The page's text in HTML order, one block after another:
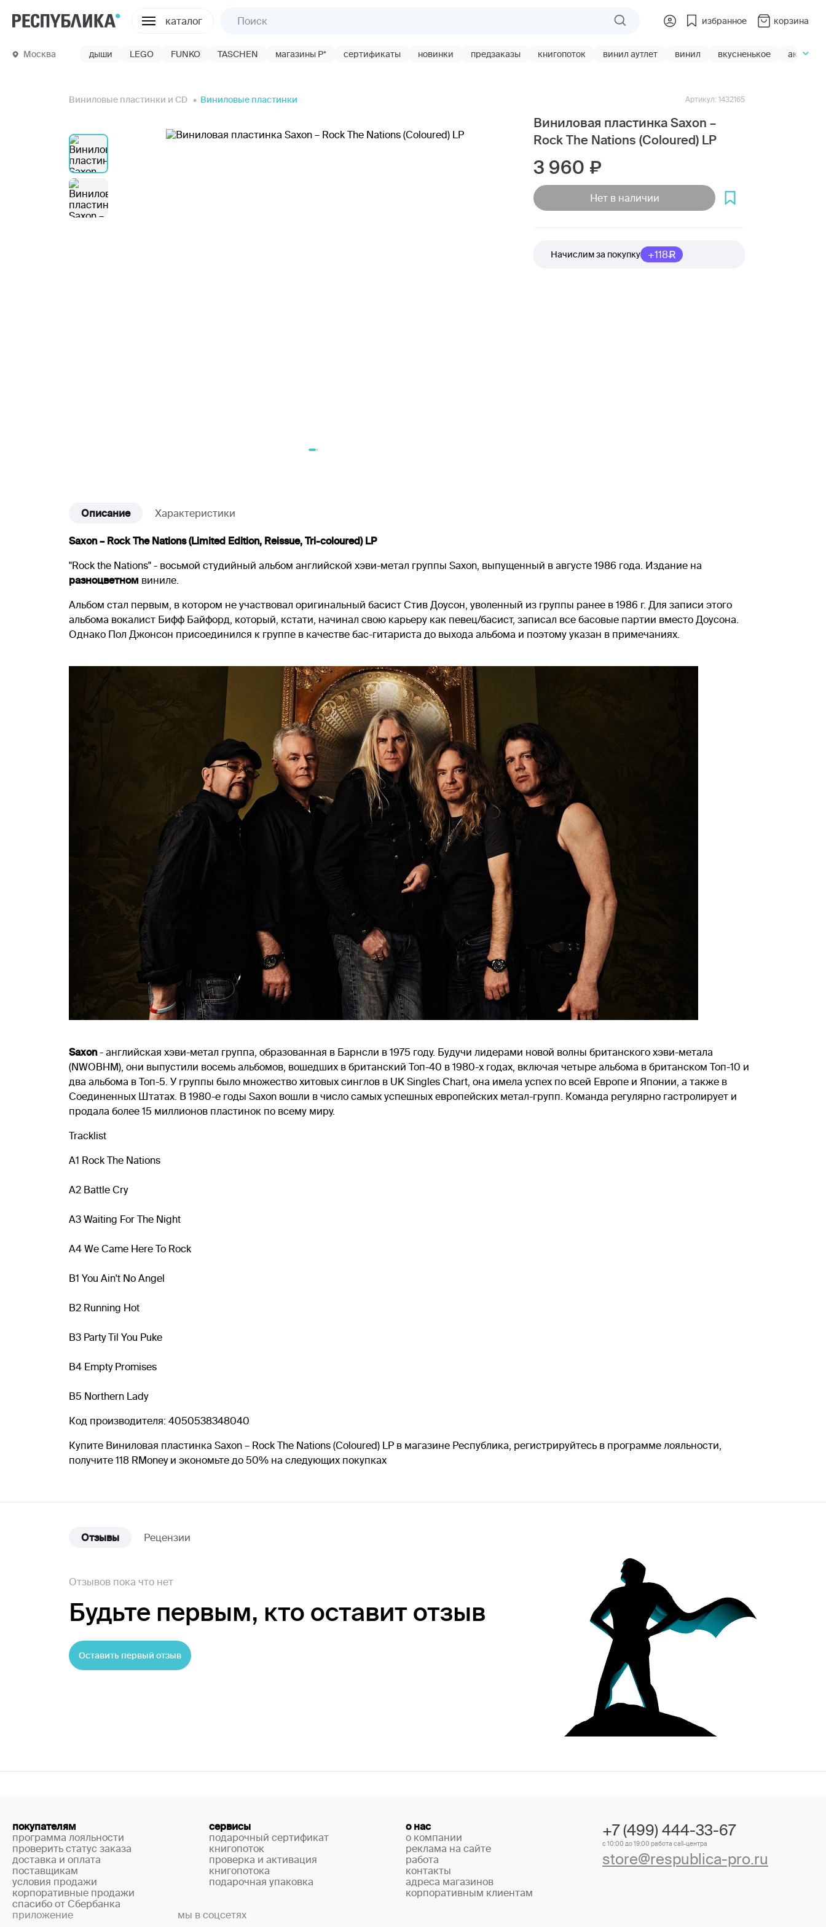
каталог избранное корзина
Москва дыши LEGO FUNKO TASCHEN магазины Р* сертификаты новинки предзаказы книгопоток винил аутлет винил вкусненькое акции
Виниловые пластинки и CD Виниловые пластинки
Виниловая пластинка Saxon –
Rock The Nations (Coloured) LP
Артикул: 1432165
3 960
Нет в наличии
Начислим за покупку +118
Описание Характеристики
Saxon – Rock The Nations (Limited Edition, Reissue, Tri-coloured) LP
"Rock the Nations" - восьмой студийный альбом английской хэви-метал группы Saxon, выпущенный в августе 1986 года. Издание на
разноцветном виниле.
Альбом стал первым, в котором не участвовал оригинальный басист Стив Доусон, уволенный из группы ранее в 1986 г. Для записи этого
альбома вокалист Бифф Байфорд, который, кстати, начинал свою карьеру как певец/басист, записал все басовые партии вместо Доусона.
Однако Пол Джонсон присоединился к группе в качестве бас-гитариста до выхода альбома и поэтому указан в примечаниях.
Saxon- английская хэви-метал группа, образованная в Барнсли в 1975 году. Будучи лидерами новой волны британского хэви-метала
(NWOBHM), они выпустили восемь альбомов, вошедших в британский Топ-40 в 1980-х годах, включая четыре альбома в британском Топ-10 и
два альбома в Топ-5. У группы было множество хитовых синглов в UK Singles Chart, она имела успех по всей Европе и Японии, а также в
Соединенных Штатах. В 1980-е годы Saxon вошли в число самых успешных европейских метал-групп. Команда регулярно гастролирует и
продала более 15 миллионов пластинок по всему миру.
Tracklist
A1 Rock The Nations
A2 Battle Cry
A3 Waiting For The Night
A4 We Came Here To Rock
B1 You Ain't No Angel
B2 Running Hot
B3 Party Til You Puke
B4 Empty Promises
B5 Northern Lady
Код производителя: 4050538348040
Купите Виниловая пластинка Saxon – Rock The Nations (Coloured) LP в магазине Республика, регистрируйтесь в программе лояльности,
получите 118 RMoney и экономьте до 50% на следующих покупках
Отзывы Рецензии
Отзывов пока что нет
Будьте первым, кто оставит отзыв
Оставить первый отзыв
покупателям
программа лояльности
проверить статус заказа
доставка и оплата
поставщикам
условия продажи
корпоративные продажи
спасибо от Сбербанка
сервисы
подарочный сертификат
книгопоток
проверка и активация
книгопотока
подарочная упаковка
о нас
о компании
реклама на сайте
работа
контакты
адреса магазинов
корпоративным клиентам
+7 (499) 444-33-67
с 10:00 до 19:00 работа call-центра
store@respublica-pro.ru
приложение мы в соцсетях